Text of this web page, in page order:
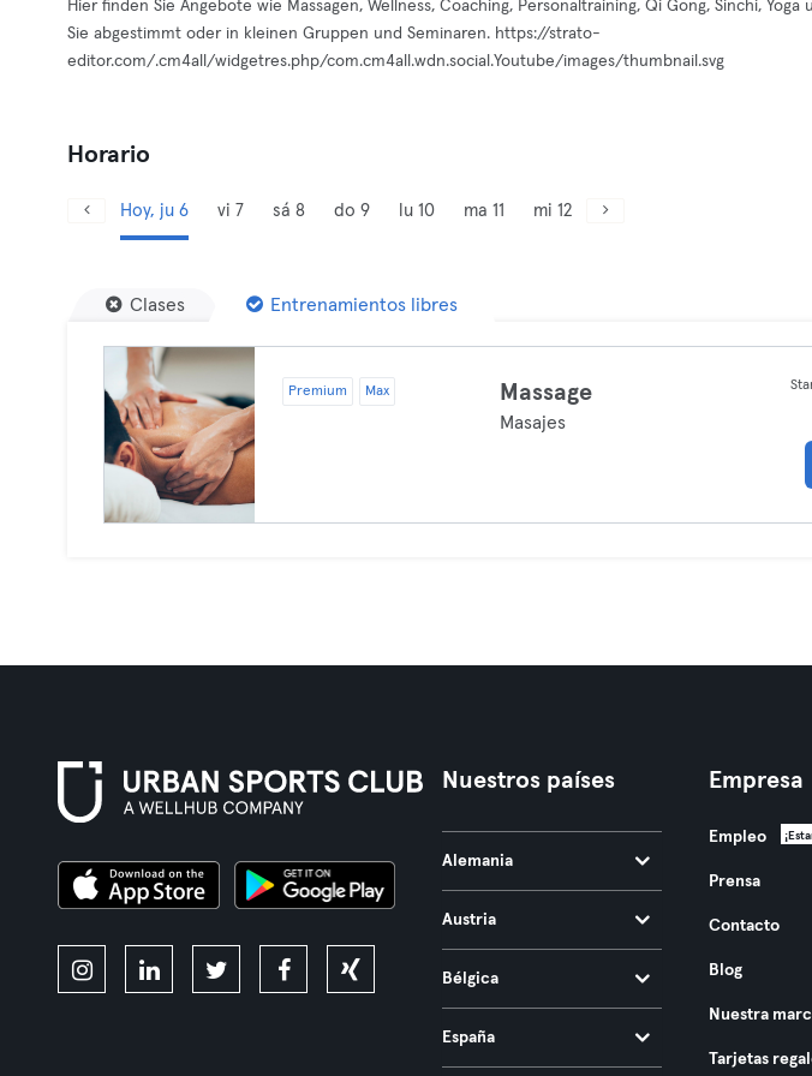
Hier finden Sie Angebote wie Massagen, Wellness, Coaching, Personaltraining, Qi Gong, Sinchi,
Sie abgestimmt oder in kleinen Gruppen und Seminaren. https://strato-
editor.com/.cm4all/widgetres.php/com.cm4all.wdn.social.Youtube/images/thumbnail.svg
Horario
Hoy, ju 6 vi 7 sá 8 do 9 lu 10 ma 11 mi 12
Clases Entrenamientos libres
Premium Max Massage
Masajes
Nuestros países
Alemania
Austria
Bélgica
España
Empresa
Empleo
Prensa
Contacto
Blog
Nuestra
Tarjetas